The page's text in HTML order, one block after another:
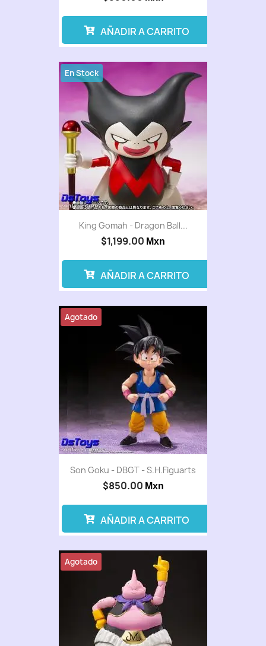
AÑADIR A CARRITO
King Gomah - Dragon Ball...
$1,199.00 Mxn
En Stock
AÑADIR A CARRITO
Son Goku - DBGT - S.H.Figuarts
$850.00 Mxn
Agotado
AÑADIR A CARRITO
Agotado